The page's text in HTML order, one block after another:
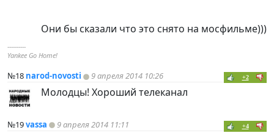
Они бы сказали что это снято на мосфильме)))
----------
Yankee Go Home!
№18 narod-novosti 9 апреля 2014 10:26 +2
Молодцы! Хороший телеканал
№19vassa 9 апреля 2014 11:11 +4